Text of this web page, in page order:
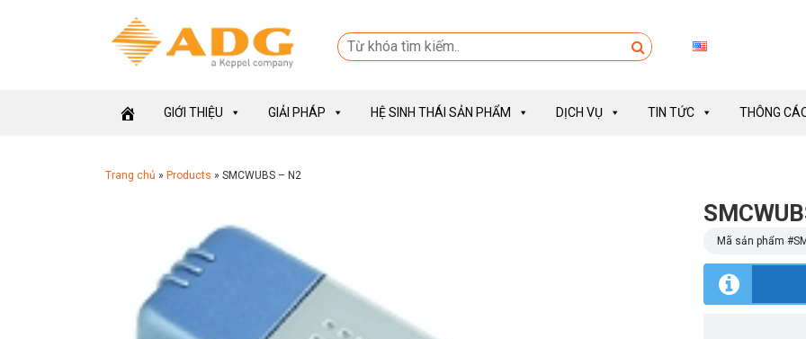
GIỚI THIỆU GIẢI PHÁP HỆ SINH THÁI SẢN PHẨM DỊCH VỤ TIN TỨC THÔNG
Trang chủ » Products » SMCWUBS – N2
Mã sản phẩm #